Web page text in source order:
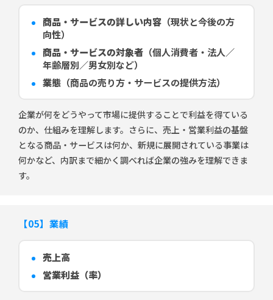
商品・サービスの詳しい内容 （現状と今後の方
向性）
商品・サービスの対象者 （個人消費者・法人／
年齢層別／男女別など）
業態 （商品の売り方・サービスの提供方法）
企業が何をどうやって市場に提供することで利益を得ている
のか、仕組みを理解します。さらに、売上・営業利益の基盤
となる商品・サービスは何か、新規に展開されている事業は
何かなど、内訳まで細かく調べれば企業の強みを理解できま
す。
【05】業績
売上高
営業利益（率）